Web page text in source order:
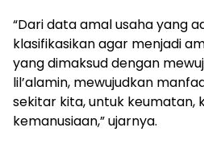
“Dari data amal usaha yang
klasifikasikan agar menjadi
yang dimaksud dengan
lil’alamin, mewujudkan
sekitar kita, untuk keumatan,
kemanusiaan,” ujarnya.